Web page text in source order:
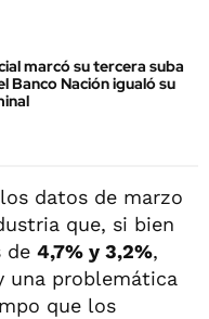
marcó su tercera suba
Banco Nación igualó su
datos de marzo
que, si bien
de 4,7% y 3,2%,
una problemática
que los